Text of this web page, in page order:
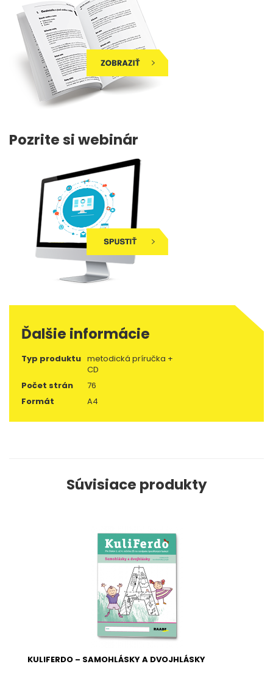
Pozrite si webinár
Ďalšie informácie
Typ produktu metodická príručka +
CD
Počet strán
76
Formát
A4
Súvisiace produkty
KULIFERDO – SAMOHLÁSKY A DVOJHLÁSKY